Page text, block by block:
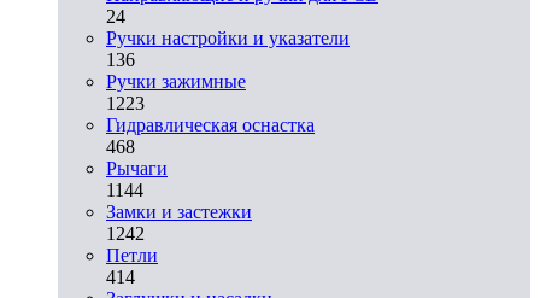
24
Ручки настройки и указатели
136
Ручки зажимные
1223
Гидравлическая оснастка
468
Рычаги
1144
Замки и застежки
1242
Петли
414